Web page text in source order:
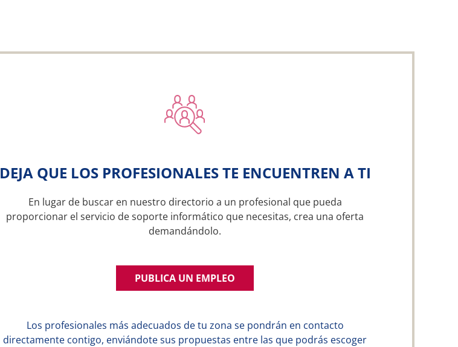
DEJA QUE LOS PROFESIONALES TE ENCUENTREN A TI
En lugar de buscar en nuestro directorio a un profesional que pueda
proporcionar el servicio de soporte informático que necesitas, crea una oferta
demandándolo.
PUBLICA UN EMPLEO
Los profesionales más adecuados de tu zona se pondrán en contacto
directamente contigo, enviándote sus propuestas entre las que podrás escoger